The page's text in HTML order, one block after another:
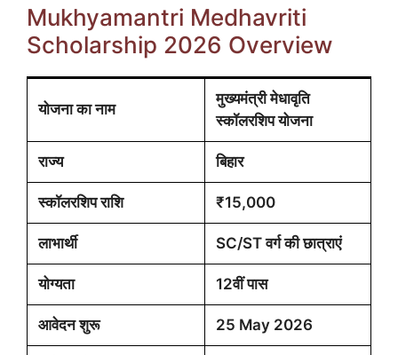
Mukhyamantri Medhavriti
Scholarship 2026 Overview
योजना का नाम
मुख्यमंत्री मेधावृति
स्कॉलरशिप योजना
राज्य बिहार
स्कॉलरशिप राशि ₹15,000
लाभार्थी SC/ST वर्ग की छात्राएं
योग्यता 12वीं पास
आवेदन शुरू 25 May 2026